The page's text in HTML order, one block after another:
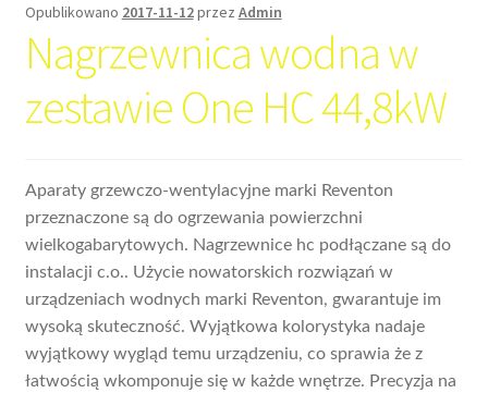
Opublikowano 2017-11-12przez Admin
Nagrzewnica wodna w
zestawie One HC 44,8kW
Aparaty grzewczo-wentylacyjne marki Reventon
przeznaczone są do ogrzewania powierzchni
wielkogabarytowych. Nagrzewnice hc podłączane są do
instalacji c.o.. Użycie nowatorskich rozwiązań w
urządzeniach wodnych marki Reventon, gwarantuje im
wysoką skuteczność. Wyjątkowa kolorystyka nadaje
wyjątkowy wygląd temu urządzeniu, co sprawia że z
łatwością wkomponuje się w każde wnętrze. Precyzja na